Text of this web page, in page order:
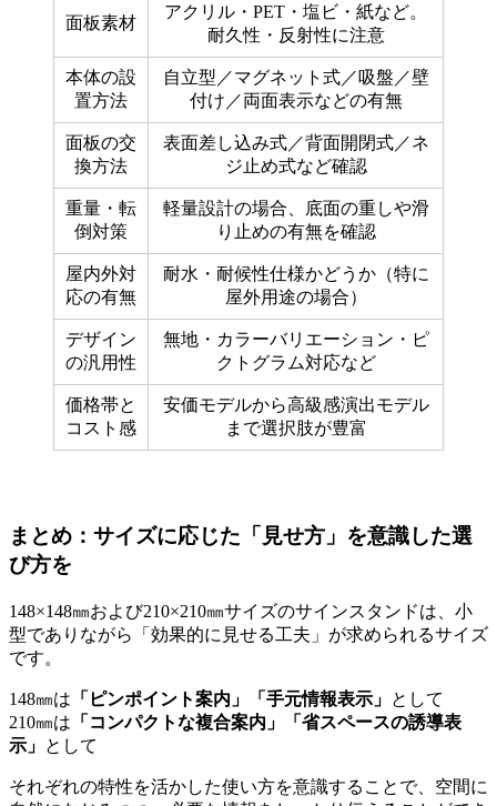
面板素材
アクリル・PET・塩ビ・紙など。
耐久性・反射性に注意
本体の設
置方法
自立型／マグネット式／吸盤／壁
付け／両面表示などの有無
面板の交
換方法
表面差し込み式／背面開閉式／ネ
ジ止め式など確認
重量・転
倒対策
軽量設計の場合、底面の重しや滑
り止めの有無を確認
屋内外対
応の有無
耐水・耐候性仕様かどうか（特に
屋外用途の場合）
デザイン
の汎用性
無地・カラーバリエーション・ピ
クトグラム対応など
価格帯と
コスト感
安価モデルから高級感演出モデル
まで選択肢が豊富
まとめ：サイズに応じた「見せ方」を意識した選
び方を
148×148㎜および210×210㎜サイズのサインスタンドは、小
型でありながら「効果的に見せる工夫」が求められるサイズ
です。
148㎜は 「ピンポイント案内」「手元情報表示」 として
210㎜は 「コンパクトな複合案内」「省スペースの誘導表
示」 として
それぞれの特性を活かした使い方を意識することで、空間に